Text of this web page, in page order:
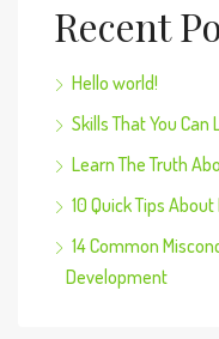
Recent
Hello world!
Skills That You
Learn The Truth
10 Quick Tips
14 Common
Development